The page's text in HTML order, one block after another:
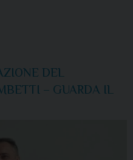
DEL
– GUARDA IL